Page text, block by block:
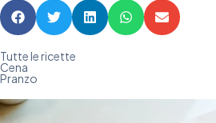
Tutte le ricette
Cena
Pranzo